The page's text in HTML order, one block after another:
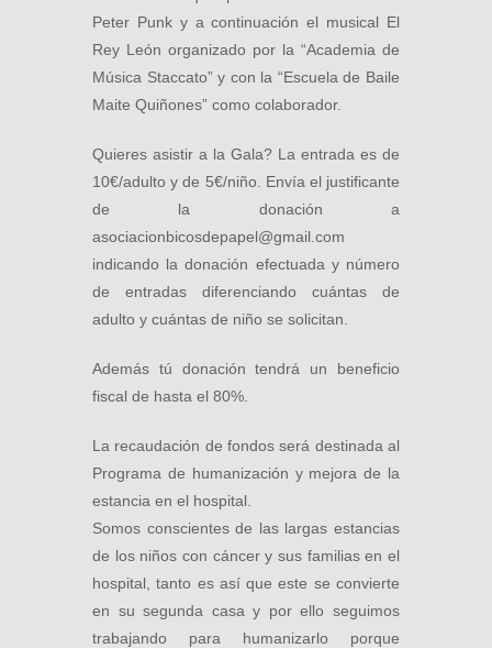
Peter Punk y a continuación el musical El
Rey León organizado por la “Academia de
Música Staccato” y con la “Escuela de Baile
Maite Quiñones” como colaborador.
Quieres asistir a la Gala? La entrada es de
10€/adulto y de 5€/niño. Envía el justificante
de la donación a
asociacionbicosdepapel@gmail.com
indicando la donación efectuada y número
de entradas diferenciando cuántas de
adulto y cuántas de niño se solicitan.
Además tú donación tendrá un beneficio
fiscal de hasta el 80%.
La recaudación de fondos será destinada al
Programa de humanización y mejora de la
estancia en el hospital.
Somos conscientes de las largas estancias
de los niños con cáncer y sus familias en el
hospital, tanto es así que este se convierte
en su segunda casa y por ello seguimos
trabajando para humanizarlo porque